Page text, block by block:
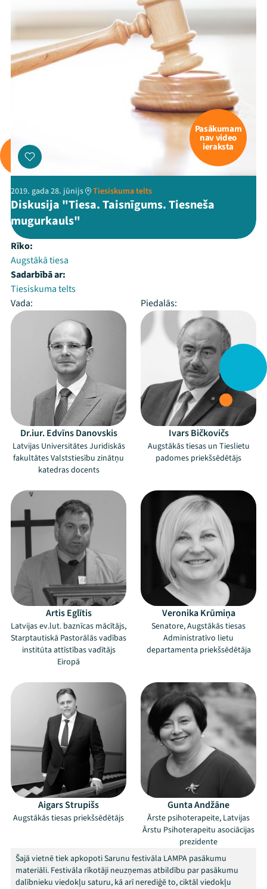
Mana programma
Festivāls
Arhīvs
Pasākumam
nav video
ieraksta
2019. gada 28. jūnijs Tiesiskuma telts
Diskusija "Tiesa. Taisnīgums. Tiesneša
mugurkauls"
Rīko:
Augstākā tiesa
Sadarbībā ar:
Tiesiskuma telts
Vada:
Piedalās:
Dr.iur. Edvīns Danovskis
Latvijas Universitātes Juridiskās
fakultātes Valststiesību zinātņu
katedras docents
Ivars Bičkovičs
Augstākās tiesas un Tieslietu
padomes priekšsēdētājs
Artis Eglītis
Latvijas ev.lut. baznīcas mācītājs,
Starptautiskā Pastorālās vadības
institūta attīstības vadītājs
Eiropā
Veronika Krūmiņa
Senatore, Augstākās tiesas
Administratīvo lietu
departamenta priekšsēdētāja
Aigars Strupišs
Augstākās tiesas priekšsēdētājs
Gunta Andžāne
Ārste psihoterapeite, Latvijas
Ārstu Psihoterapeitu asociācijas
prezidente
Šajā vietnē tiek apkopoti Sarunu festivāla LAMPA pasākumu
materiāli. Festivāla rīkotāji neuzņemas atbildību par pasākumu
dalībnieku viedokļu saturu, kā arī nerediģē to, ciktāl viedokļu